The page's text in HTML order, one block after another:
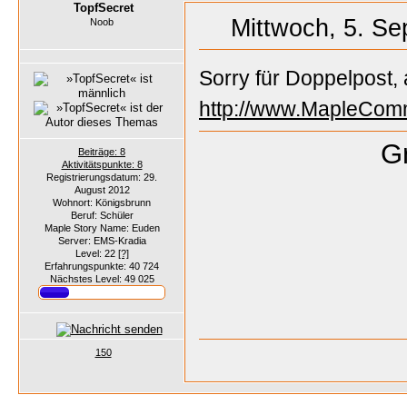
TopfSecret
Noob
Beiträge: 8
Aktivitätspunkte: 8
Registrierungsdatum: 29.
August 2012
Wohnort: Königsbrunn
Beruf: Schüler
Maple Story Name: Euden
Server: EMS-Kradia
Level: 22 [?]
Erfahrungspunkte: 40 724
Nächstes Level: 49 025
150
Mittwoch, 5.
Sorry für Doppelpost,
http://